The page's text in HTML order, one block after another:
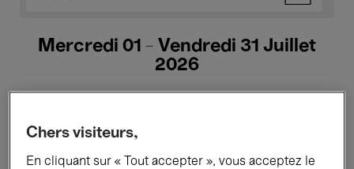
Mercredi 01 - Vendredi 31 Juillet
2026
Tous les événements Concerts
Chers visiteurs,
En cliquant sur « Tout accepter », vous acceptez le